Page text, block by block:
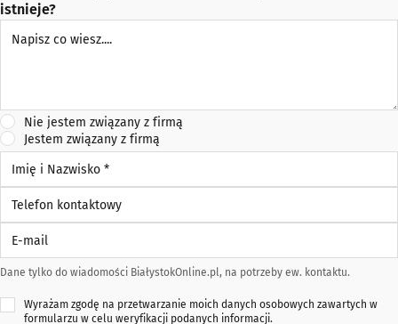
istnieje?
Nie jestem związany z firmą
Jestem związany z firmą
Imię i Nazwisko *
Telefon kontaktowy
Dane tylko do wiadomości BiałystokOnline.pl, na potrzeby ew. kontaktu.
Wyrażam zgodę na przetwarzanie moich danych osobowych zawartych w
formularzu w celu weryfikacji podanych informacji.